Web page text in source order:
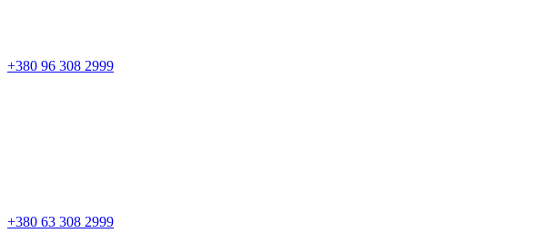
+380 96 308 2999
+380 63 308 2999